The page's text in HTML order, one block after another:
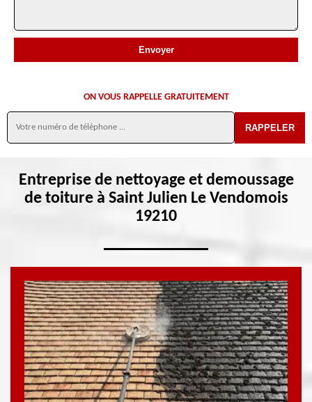
ON VOUS RAPPELLE GRATUITEMENT
Entreprise de nettoyage et demoussage
de toiture à Saint Julien Le Vendomois
19210